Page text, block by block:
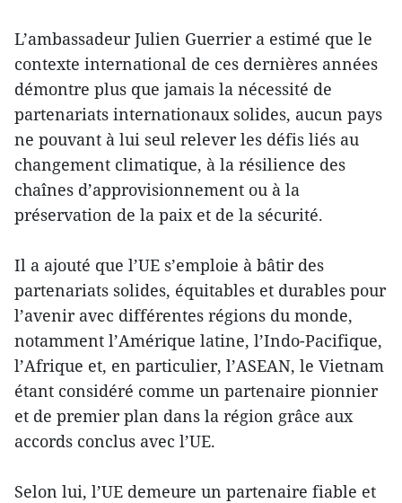
L’ambassadeur Julien Guerrier a estimé que le
contexte international de ces dernières années
démontre plus que jamais la nécessité de
partenariats internationaux solides, aucun pays
ne pouvant à lui seul relever les défis liés au
changement climatique, à la résilience des
chaînes d’approvisionnement ou à la
préservation de la paix et de la sécurité.
Il a ajouté que l’UE s’emploie à bâtir des
partenariats solides, équitables et durables pour
l’avenir avec différentes régions du monde,
notamment l’Amérique latine, l’Indo-Pacifique,
l’Afrique et, en particulier, l’ASEAN, le Vietnam
étant considéré comme un partenaire pionnier
et de premier plan dans la région grâce aux
accords conclus avec l’UE.
Selon lui, l’UE demeure un partenaire fiable et